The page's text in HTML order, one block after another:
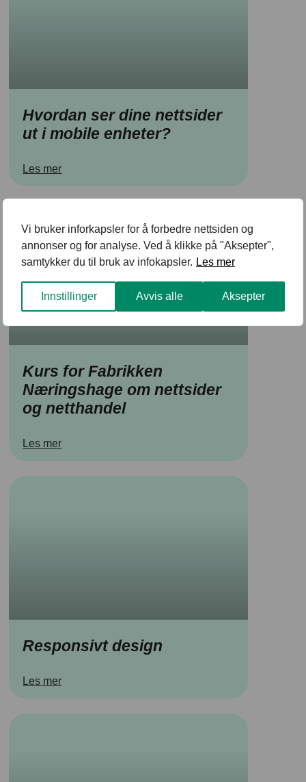
Vi bruker inforkapsler for å forbedre nettsiden og
annonser og for analyse. Ved å klikke på "Aksepter",
samtykker du til bruk av infokapsler. Les mer
Innstillinger Avvis alle Aksepter
Hvordan ser dine nettsider
ut i mobile enheter?
Les mer
Kurs for Fabrikken
Næringshage om nettsider
og netthandel
Les mer
Responsivt design
Les mer